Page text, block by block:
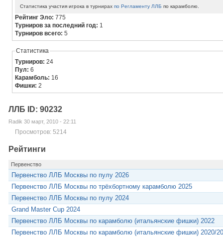
Статистика участия игрока в турнирахпо Регламенту ЛЛБ по карамболю.
Рейтинг Эло:775
Турниров за последний год: 1
Турниров всего:5
Статистика
Турниров:24
Пул:6
Карамболь: 16
Фишки:2
ЛЛБ ID: 90232
Radik 30 март, 2010 - 22:11
Просмотров: 5214
Рейтинги
Первенство
Первенство ЛЛБ Москвы по пулу 2026
Первенство ЛЛБ Москвы по трёхбортному карамболю 2025
Первенство ЛЛБ Москвы по пулу 2024
Grand Master Cup 2024
Первенство ЛЛБ Москвы по карамболю (итальянские фишки) 2022
Первенство ЛЛБ Москвы по карамболю (итальянские фишки) 2020/